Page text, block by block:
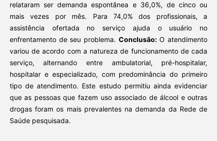
relataram ser demanda espontânea e 36,0%, de cinco ou
mais vezes por mês. Para 74,0% dos profissionais, a
assistência ofertada no serviço ajuda o usuário no
enfrentamento de seu problema. Conclusão:O atendimento
variou de acordo com a natureza de funcionamento de cada
serviço, alternando entre ambulatorial, pré-hospitalar,
hospitalar e especializado, com predominância do primeiro
tipo de atendimento. Este estudo permitiu ainda evidenciar
que as pessoas que fazem uso associado de álcool e outras
drogas foram os mais prevalentes na demanda da Rede de
Saúde pesquisada.